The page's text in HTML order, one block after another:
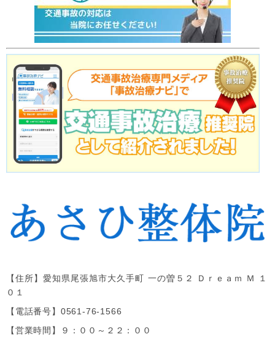
【住所】愛知県尾張旭市大久手町 一の曽５２ Ｄｒｅａｍ Ｍ １
０１
【電話番号】 0561-76-1566
【営業時間】９：００～２２：００